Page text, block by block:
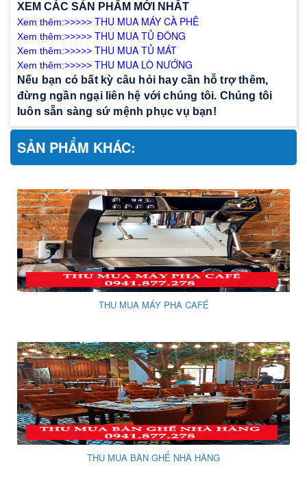
XEM CÁC SẢN PHẨM MỚI NHẤT
Xem thêm:>>>>> THU MUA MÁY CÀ PHÊ
Xem thêm:>>>>> THU MUA TỦ ĐÔNG
Xem thêm:>>>>> THU MUA TỦ MÁT
Xem thêm:>>>>> THU MUA LÒ NƯỚNG
Nếu bạn có bất kỳ câu hỏi hay cần hỗ trợ thêm,
đừng ngần ngại liên hệ với chúng tôi. Chúng tôi
luôn sẵn sàng sứ mệnh phục vụ bạn!
SẢN PHẨM KHÁC:
THU MUA MÁY PHA CAFÉ
THU MUA BÀN GHẾ NHÀ HÀNG